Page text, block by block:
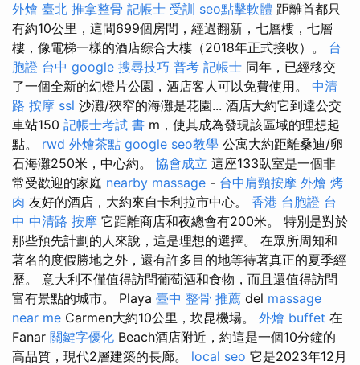
外燴 臺北 推拿整骨 記帳士 受訓 seo點擊軟體 距離首都只
有約10公里，這間699個房間，經過翻新，七層樓，七層
樓，像電梯一樣的酒店綜合大樓（2018年正式接收）。 台
胞證 台中 google 搜尋技巧 普考 記帳士 同年，已經移交
了一個全新的幻燈片公園，酒店客人可以免費使用。 中清
路 按摩 ssl 沙灘/狹窄的海灘是花園... 酒店大約它到達公交
車站150 記帳士考試 書 m，使其成為發現該區域的理想起
點。 rwd 外燴茶點 google seo教學 公寓大約距離桑迪/卵
石海灘250米，中心約。 協會成立 這座133臥室是一個非
常受歡迎的家庭 nearby massage - 台中肩頸按摩 外燴 烤
肉 友好的酒店，大約來自卡利拉市中心。 香港 台胞證 台
中 中清路 按摩 它距離商店和夜總會有200米。 特別是對於
那些預先計劃的人來說，這是理想的選擇。 在眾所周知和
著名的度假勝地之外，還有許多目的地等待著真正的夏季經
歷。 意大利不僅值得訪問葡萄酒和食物，而且還值得訪問
富有景點的城市。 Playa 臺中 整骨 推薦 del massage
near me Carmen大約10公里，坎昆機場。 外燴 buffet 在
Fanar 關鍵字優化 Beach酒店附近，約這是一個10分鐘的
高品質，現代2層建築的長廊。 local seo 它是2023年12月